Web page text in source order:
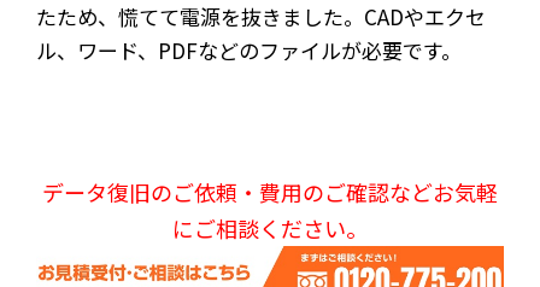
たため、慌てて電源を抜きました。CADやエクセ
ル、ワード、PDFなどのファイルが必要です。
データ復旧のご依頼・費用のご確認などお気軽
にご相談ください。